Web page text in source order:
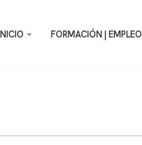
FORMACIÓN | EMPLEO